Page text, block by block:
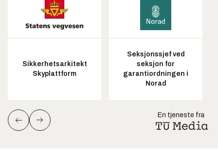
Sikkerhetsarkitekt
Skyplattform
Seksjonssjef ved
seksjon for
garantiordningen i
Norad
En tjeneste fra